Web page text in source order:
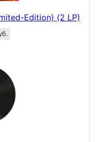
Edition) (2 LP)